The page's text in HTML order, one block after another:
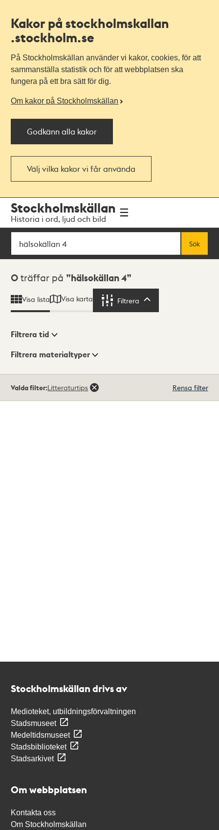
Kakor på stockholmskallan
.stockholm.se
På Stockholmskällan använder vi kakor, cookies, för att
sammanställa statistik och för att webbplatsen ska
fungera på ett bra sätt för dig.
Om kakor på Stockholmskällan
Godkänn alla kakor
Välj vilka kakor vi får använda
navigationen
huvudinnehållet
Stockholmskällan
Historia i ord, ljud och bild
Sök
Sök
Sökresultat
0 träffar på hälsokällan 4
Visa lista Visa karta Filtrera
Visningsläge
Filtrera tid
Filtrera materialtyper
träffar
Valda filter:Litteraturtips Rensa filter
Stockholmskällan drivs av
Medioteket, utbildningsförvaltningen
Stadsmuseet
Medeltidsmuseet
Stadsbiblioteket
Stadsarkivet
Om webbplatsen
Kontakta oss
Om Stockholmskällan